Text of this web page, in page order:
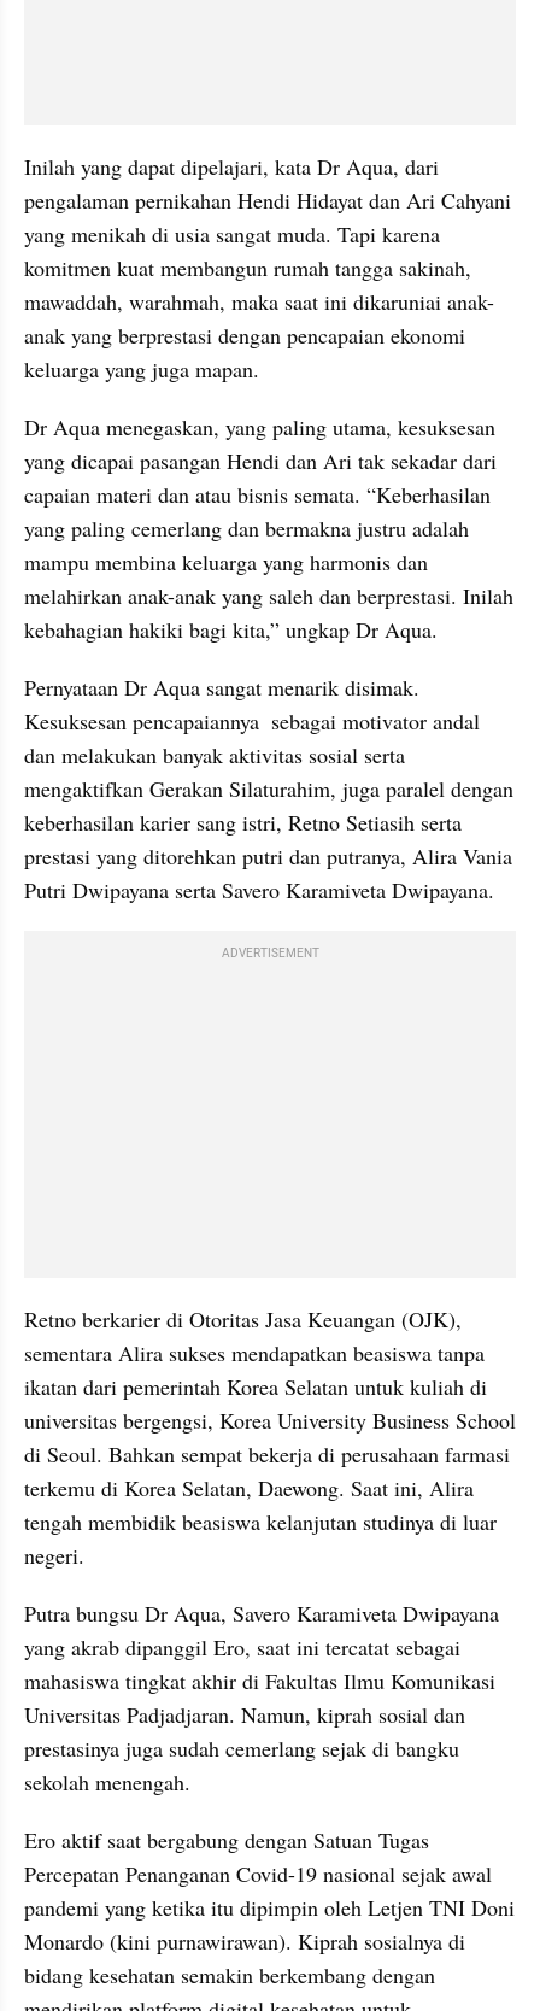
Inilah yang dapat dipelajari, kata Dr Aqua, dari
pengalaman pernikahan Hendi Hidayat dan Ari Cahyani
yang menikah di usia sangat muda. Tapi karena
komitmen kuat membangun rumah tangga sakinah,
mawaddah, warahmah, maka saat ini dikaruniai anak-
anak yang berprestasi dengan pencapaian ekonomi
keluarga yang juga mapan.
Dr Aqua menegaskan, yang paling utama, kesuksesan
yang dicapai pasangan Hendi dan Ari tak sekadar dari
capaian materi dan atau bisnis semata. “Keberhasilan
yang paling cemerlang dan bermakna justru adalah
mampu membina keluarga yang harmonis dan
melahirkan anak-anak yang saleh dan berprestasi. Inilah
kebahagian hakiki bagi kita,” ungkap Dr Aqua.
Pernyataan Dr Aqua sangat menarik disimak.
Kesuksesan pencapaiannya  sebagai motivator andal
dan melakukan banyak aktivitas sosial serta
mengaktifkan Gerakan Silaturahim, juga paralel dengan
keberhasilan karier sang istri, Retno Setiasih serta
prestasi yang ditorehkan putri dan putranya, Alira Vania
Putri Dwipayana serta Savero Karamiveta Dwipayana.
ADVERTISEMENT
Retno berkarier di Otoritas Jasa Keuangan (OJK),
sementara Alira sukses mendapatkan beasiswa tanpa
ikatan dari pemerintah Korea Selatan untuk kuliah di
universitas bergengsi, Korea University Business School
di Seoul. Bahkan sempat bekerja di perusahaan farmasi
terkemu di Korea Selatan, Daewong. Saat ini, Alira
tengah membidik beasiswa kelanjutan studinya di luar
negeri.
Putra bungsu Dr Aqua, Savero Karamiveta Dwipayana
yang akrab dipanggil Ero, saat ini tercatat sebagai
mahasiswa tingkat akhir di Fakultas Ilmu Komunikasi
Universitas Padjadjaran. Namun, kiprah sosial dan
prestasinya juga sudah cemerlang sejak di bangku
sekolah menengah.
Ero aktif saat bergabung dengan Satuan Tugas
Percepatan Penanganan Covid-19 nasional sejak awal
pandemi yang ketika itu dipimpin oleh Letjen TNI Doni
Monardo (kini purnawirawan). Kiprah sosialnya di
bidang kesehatan semakin berkembang dengan